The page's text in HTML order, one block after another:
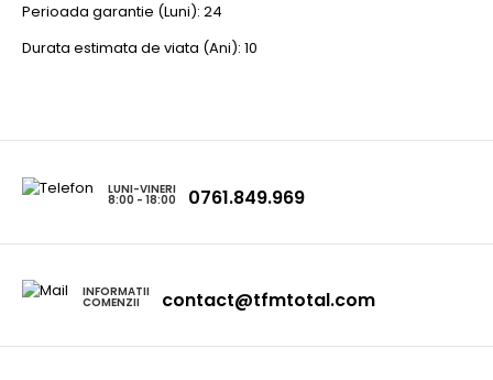
Perioada garantie (Luni): 24
Durata estimata de viata (Ani): 10
LUNI-VINERI
8:00 - 18:00 0761.849.969
INFORMATII
COMENZII contact@tfmtotal.com